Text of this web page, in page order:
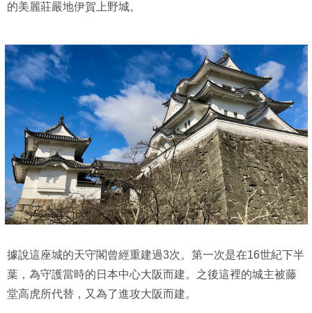
的美麗莊嚴地伊賀上野城。
據說這座城的天守閣曾經重建過3次。第一次是在16世紀下半
葉，為守護當時的日本中心大阪而建。之後這裡的城主被藤
堂高虎所代​​替，又為了進攻大阪而建。